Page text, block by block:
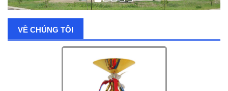
VỀ CHÚNG TÔI